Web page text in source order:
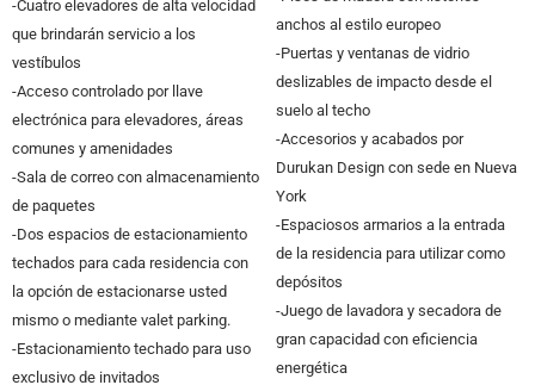
-Cuatro elevadores de alta velocidad
que brindarán servicio a los
vestíbulos
-Acceso controlado por llave
electrónica para elevadores, áreas
comunes y amenidades
-Sala de correo con almacenamiento
de paquetes
-Dos espacios de estacionamiento
techados para cada residencia con
la opción de estacionarse usted
mismo o mediante valet parking.
-Estacionamiento techado para uso
exclusivo de invitados
anchos al estilo europeo
-Puertas y ventanas de vidrio
deslizables de impacto desde el
suelo al techo
-Accesorios y acabados por
Durukan Design con sede en Nueva
York
-Espaciosos armarios a la entrada
de la residencia para utilizar como
depósitos
-Juego de lavadora y secadora de
gran capacidad con eficiencia
energética